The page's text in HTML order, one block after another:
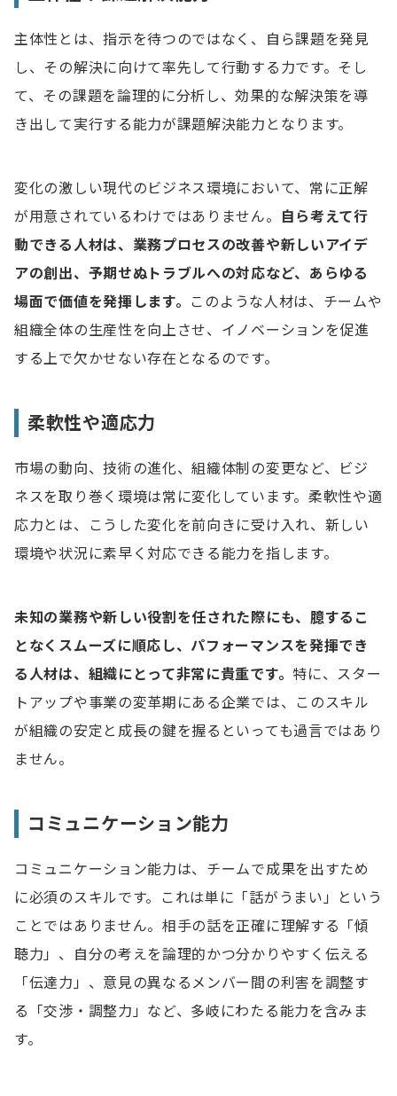
主体性とは、指示を待つのではなく、自ら課題を発見
し、その解決に向けて率先して行動する力です。そし
て、その課題を論理的に分析し、効果的な解決策を導
き出して実行する能力が課題解決能力となります。
変化の激しい現代のビジネス環境において、常に正解
が用意されているわけではありません。
自ら考えて行
動できる人材は、業務プロセスの改善や新しいアイデ
アの創出、予期せぬトラブルへの対応など、あらゆる
場面で価値を発揮します。
このような人材は、チームや
組織全体の生産性を向上させ、イノベーションを促進
する上で欠かせない存在となるのです。
柔軟性や適応力
市場の動向、技術の進化、組織体制の変更など、ビジ
ネスを取り巻く環境は常に変化しています。柔軟性や適
応力とは、こうした変化を前向きに受け入れ、新しい
環境や状況に素早く対応できる能力を指します。
未知の業務や新しい役割を任された際にも、臆するこ
となくスムーズに順応し、パフォーマンスを発揮でき
る人材は、組織にとって非常に貴重です。 特に、スター
トアップや事業の変革期にある企業では、このスキル
が組織の安定と成長の鍵を握るといっても過言ではあり
ません。
コミュニケーション能力
コミュニケーション能力は、チームで成果を出すため
に必須のスキルです。これは単に「話がうまい」という
ことではありません。相手の話を正確に理解する「傾
聴力」、自分の考えを論理的かつ分かりやすく伝える
「伝達力」、意見の異なるメンバー間の利害を調整す
る「交渉・調整力」など、多岐にわたる能力を含みま
す。